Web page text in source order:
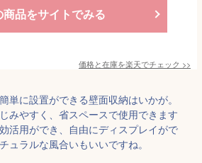
商品をサイトでみる
価格と在庫を楽天でチェック >>
単に設置ができる壁面収納はいかが。
みやすく、省スペースで使用できます
活用ができ、自由にディスプレイがで
ュラルな風合いもいいですね。